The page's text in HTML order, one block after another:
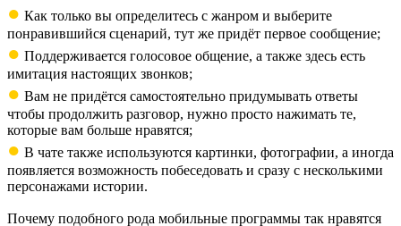
● Как только вы определитесь с жанром и выберите
понравившийся сценарий, тут же придёт первое сообщение;
● Поддерживается голосовое общение, а также здесь есть
имитация настоящих звонков;
● Вам не придётся самостоятельно придумывать ответы
чтобы продолжить разговор, нужно просто нажимать те,
которые вам больше нравятся;
● В чате также используются картинки, фотографии, а иногда
появляется возможность побеседовать и сразу с несколькими
персонажами истории.
Почему подобного рода мобильные программы так нравятся